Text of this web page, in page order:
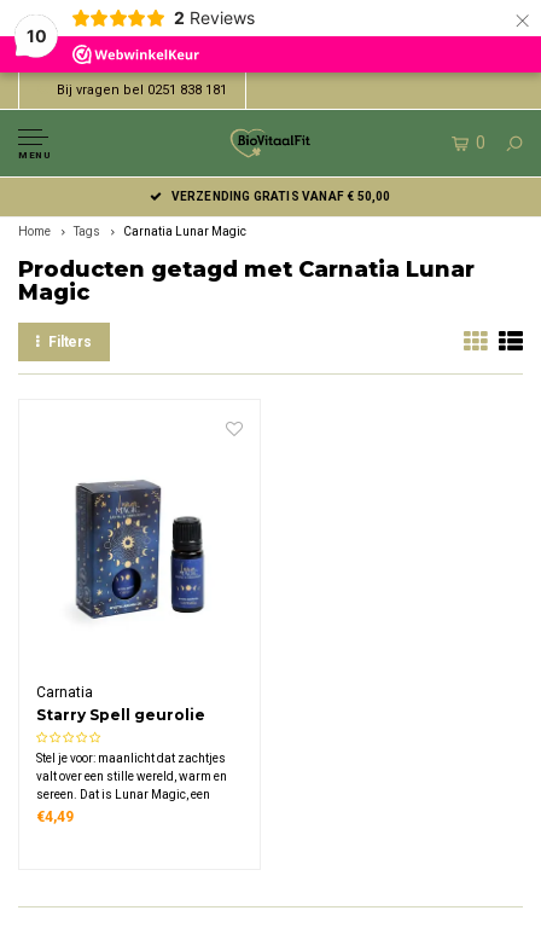
10
2 Reviews ×
Bij vragen bel 0251 838 181
MENU
0
VERZENDING GRATIS VANAF € 50,00
Home Tags Carnatia Lunar Magic
Producten getagd met Carnatia Lunar
Magic
Filters
Carnatia
Starry Spell geurolie
Lunar Magic
Stel je voor: maanlicht dat zachtjes
valt over een stille wereld, warm en
sereen. Dat is Lunar Magic, een
geurolie van sandelhout en
€4,49